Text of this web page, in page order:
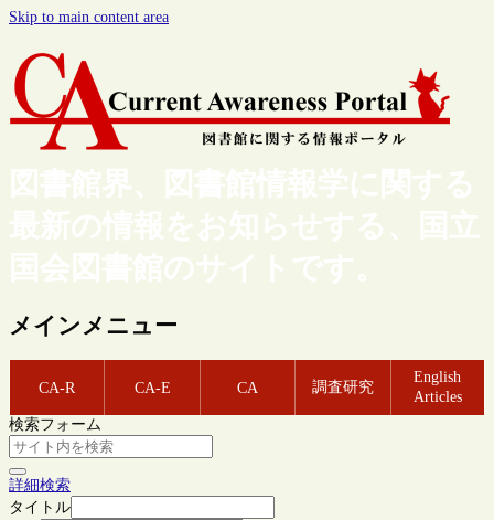
Skip to main content area
図書館界、図書館情報学に関する
最新の情報をお知らせする、国立
国会図書館のサイトです。
メインメニュー
CA-R CA-E CA 調査研究
English
Articles
検索フォーム
詳細検索
タイトル